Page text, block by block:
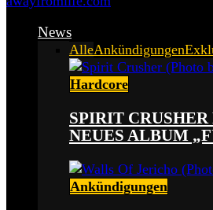
News
AlleAnkündigungen
Hardcore
SPIRIT
NEUES ALBUM
Ankündigungen